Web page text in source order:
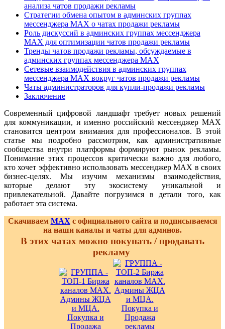
анализа чатов продажи рекламы
Стратегии обмена опытом в админских группах
мессенджера MAX о чатах продажи рекламы
Роль дискуссий в админских группах мессенджера
MAX для оптимизации чатов продажи рекламы
Тренды чатов продажи рекламы, обсуждаемые в
админских группах мессенджера MAX
Сетевые взаимодействия в админских группах
мессенджера MAX вокруг чатов продажи рекламы
Чаты администраторов для купли-продажи рекламы
Заключение
Современный цифровой ландшафт требует новых решений
для коммуникации, и именно российский мессенджер MAX
становится центром внимания для профессионалов. В этой
статье мы подробно рассмотрим, как административные
сообщества внутри платформы формируют рынок рекламы.
Понимание этих процессов критически важно для любого,
кто хочет эффективно использовать мессенджер MAX в своих
бизнес-целях. Мы изучим механизмы взаимодействия,
которые делают эту экосистему уникальной и
привлекательной. Давайте погрузимся в детали того, как
работает эта система.
Скачиваем MAX с официального сайта и подписываемся
на наши каналы и чаты для админов.
В этих чатах можно покупать / продавать
рекламу